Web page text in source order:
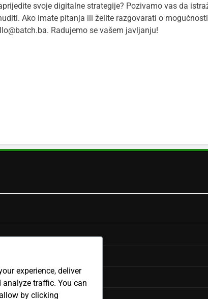
svoje digitalne strategije? Pozivamo vas da
Ako imate pitanja ili želite razgovarati o
. Radujemo se vašem javljanju!
experience, deliver
traffic. You can
by clicking